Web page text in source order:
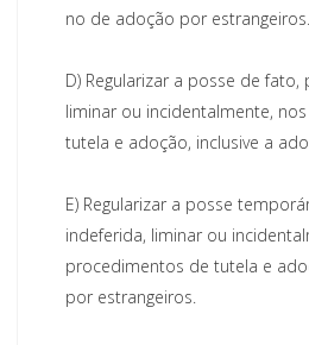
no de adoção por estrangeiros.
D) Regularizar a posse de
liminar ou incidentalmente,
tutela e adoção, inclusive a
E) Regularizar a posse
indeferida, liminar ou
procedimentos de tutela e
por estrangeiros.